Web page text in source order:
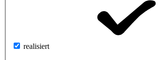
realisiert